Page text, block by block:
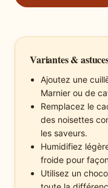
Variantes &
Ajoutez une
Marnier ou de
Remplacez le
des noisettes
les saveurs.
Humidifiez
froide pour
Utilisez un